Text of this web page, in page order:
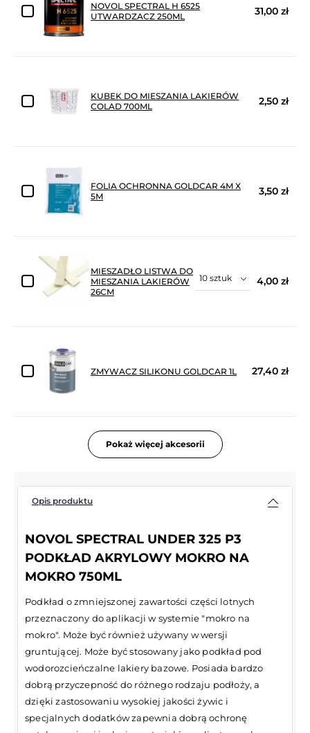
NOVOL SPECTRAL H 6525
UTWARDZACZ 250ML
31,00 zł
KUBEK DO MIESZANIA LAKIERÓW
COLAD 700ML
2,50 zł
FOLIA OCHRONNA GOLDCAR 4M X
5M
3,50 zł
MIESZADŁO LISTWA DO
MIESZANIA LAKIERÓW
26CM
4,00 zł
ZMYWACZ SILIKONU GOLDCAR 1L 27,40 zł
Pokaż więcej akcesorii
Opis produktu
NOVOL SPECTRAL UNDER 325 P3
PODKŁAD AKRYLOWY MOKRO NA
MOKRO 750ML
Podkład o zmniejszonej zawartości części lotnych
przeznaczony do aplikacji w systemie "mokro na
mokro". Może być również używany w wersji
gruntującej. Może być stosowany jako podkład pod
wodorozcieńczalne lakiery bazowe. Posiada bardzo
dobrą przyczepność do różnego rodzaju podłoży, a
dzięki zastosowaniu wysokiej jakości żywic i
specjalnych dodatków zapewnia dobrą ochronę